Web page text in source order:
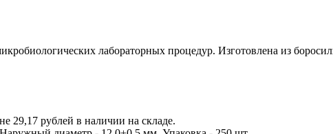
лабораторных процедур. Изготовлена из
29,17 рублей в наличии на складе.